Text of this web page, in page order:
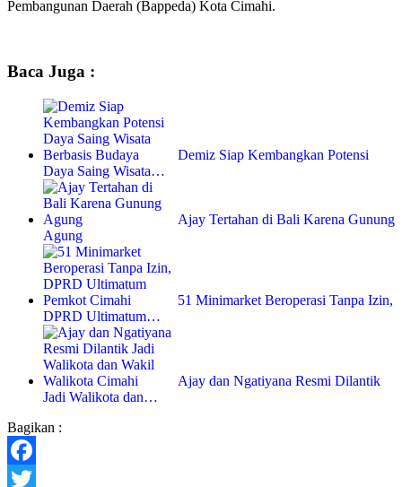
Pembangunan Daerah (Bappeda) Kota Cimahi.
Baca Juga :
Demiz Siap Kembangkan Potensi
Daya Saing Wisata…
Ajay Tertahan di Bali Karena Gunung
Agung
51 Minimarket Beroperasi Tanpa Izin,
DPRD Ultimatum…
Ajay dan Ngatiyana Resmi Dilantik
Jadi Walikota dan…
Bagikan :
Facebook